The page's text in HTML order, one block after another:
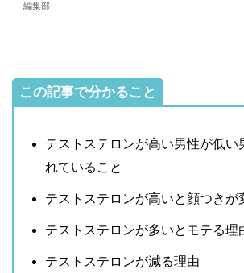
編集部
この記事で分かること
テストステロンが高い男性が低い
れていること
テストステロンが高いと顔つきが
テストステロンが多いとモテる理
テストステロンが減る理由